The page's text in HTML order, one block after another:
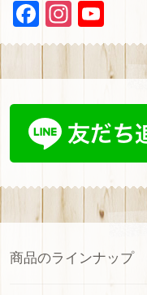
F
a
ce
b
oo
k
In
st
a
gr
a
m
Y
ou
T
u
b
e
C
h
a
n
n
商品のラインナップ